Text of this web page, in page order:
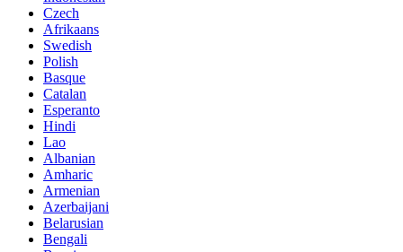
Czech
Afrikaans
Swedish
Polish
Basque
Catalan
Esperanto
Hindi
Lao
Albanian
Amharic
Armenian
Azerbaijani
Belarusian
Bengali